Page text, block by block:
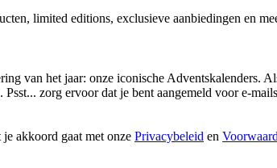
limited editions, exclusieve aanbiedingen en
van het jaar: onze iconische
zorg ervoor dat je bent aangemeld voor e-
akkoord gaat met onze Privacybeleid en